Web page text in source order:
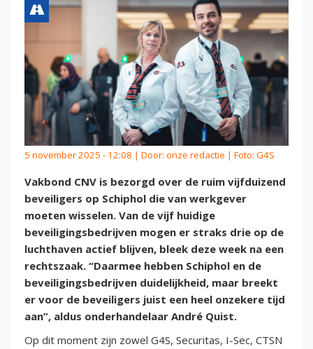
5 november 2025 - 12:08 | Door: onze redactie | Foto: G4S
Vakbond CNV is bezorgd over de ruim vijfduizend
beveiligers op Schiphol die van werkgever
moeten wisselen. Van de vijf huidige
beveiligingsbedrijven mogen er straks drie op de
luchthaven actief blijven, bleek deze week na een
rechtszaak. “Daarmee hebben Schiphol en de
beveiligingsbedrijven duidelijkheid, maar breekt
er voor de beveiligers juist een heel onzekere tijd
aan”, aldus onderhandelaar André Quist.
Op dit moment zijn zowel G4S, Securitas, I-Sec, CTSN